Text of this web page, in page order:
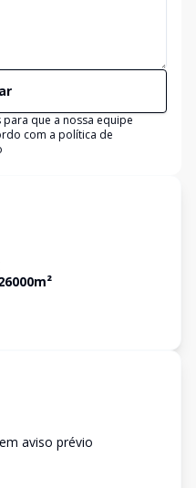
que a nossa equipe
com a política de
m²
aviso prévio